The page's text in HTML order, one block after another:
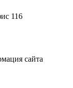
116
сайта